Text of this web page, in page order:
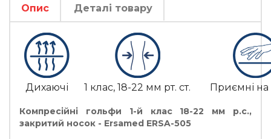
Опис Деталі товару
Дихаючі 1 клас, 18-22 мм рт. ст. Приємні на
Компресійні гольфи 1-й клас 18-22 мм р.с.,
закритий носок - Ersamed ERSA-505